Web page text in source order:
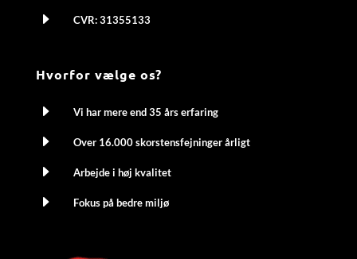
E CVR: 31355133
Hvorfor vælge os?
E Vi har mere end 35 års erfaring
E Over 16.000 skorstensfejninger årligt
E Arbejde i høj kvalitet
E Fokus på bedre miljø